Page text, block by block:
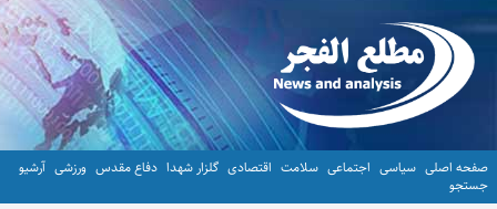
صفحه اصلی سیاسی اجتماعی سلامت اقتصادی گلزار شهدا دفاع مقدس ورزشی آرشیو
جستجو